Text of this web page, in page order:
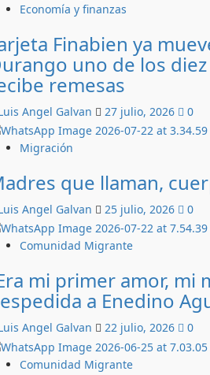
Economía y finanzas
Finabien ya
uno de los
remesas
Angel Galvan 27 julio, 2026 0
Migración
que llaman,
Angel Galvan 25 julio, 2026 0
Comunidad Migrante
mi primer amor, mi
a Enedino
Angel Galvan 22 julio, 2026 0
Comunidad Migrante